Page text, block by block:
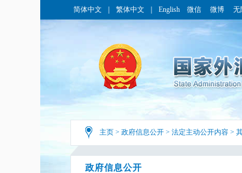
简体中文 繁体中文 English 微信 微博 无
主页 > 政府信息公开 > 法定主动公开内容 >
政府信息公开